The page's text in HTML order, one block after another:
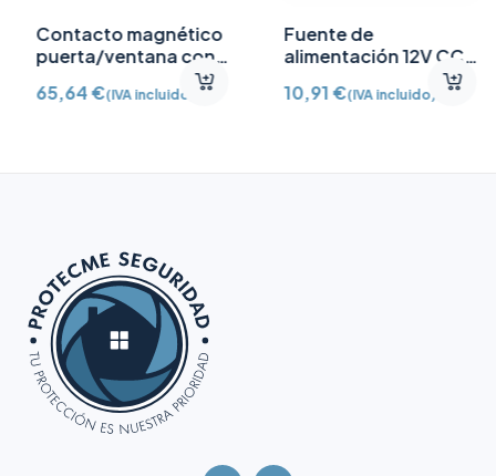
Contacto magnético
puerta/ventana con
Detector vibración e
inclinación AJ-
65,64€(IVA incluido)
Fuente de
alimentación 12V CC
10,91€(IVA incluido)